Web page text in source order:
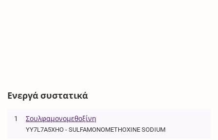
Ενεργά συστατικά
1 Σουλφαμονομεθοξίνη
YY7L7A5XHO - SULFAMONOMETHOXINE SODIUM